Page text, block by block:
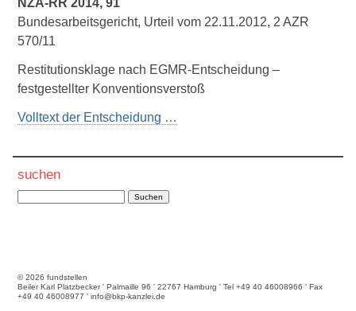
NZA-RR 2014, 91
Bundesarbeitsgericht, Urteil vom 22.11.2012, 2 AZR
570/11
Restitutionsklage nach EGMR-Entscheidung –
festgestellter Konventionsverstoß
Volltext der Entscheidung …
suchen
© 2026 fundstellen
Beiler Karl Platzbecker ' Palmaille 96 ' 22767 Hamburg ' Tel +49 40 46008966 ' Fax
+49 40 46008977 ' info@bkp-kanzlei.de